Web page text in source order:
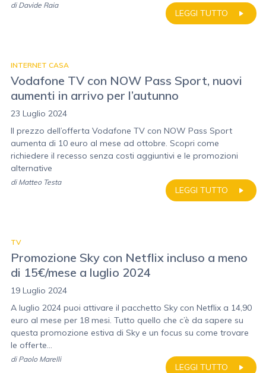
LEGGI TUTTO
di Davide Raia
INTERNET CASA
Vodafone TV con NOW Pass Sport, nuovi
aumenti in arrivo per l’autunno
23 Luglio 2024
Il prezzo dell’offerta Vodafone TV con NOW Pass Sport
aumenta di 10 euro al mese ad ottobre. Scopri come
richiedere il recesso senza costi aggiuntivi e le promozioni
alternative
LEGGI TUTTO
di Matteo Testa
TV
Promozione Sky con Netflix incluso a meno
di 15€/mese a luglio 2024
19 Luglio 2024
A luglio 2024 puoi attivare il pacchetto Sky con Netflix a 14,90
euro al mese per 18 mesi. Tutto quello che c’è da sapere su
questa promozione estiva di Sky e un focus su come trovare
le offerte...
LEGGI TUTTO
di Paolo Marelli